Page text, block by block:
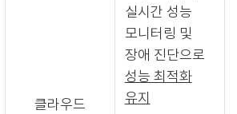
클라우드
실시간 성능
모니터링 및
장애 진단으로
성능 최적화
유지